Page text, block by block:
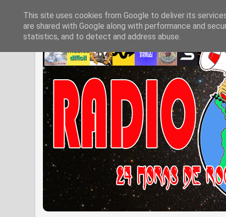
This site uses cookies from Google to deliver its
are shared with Google along with performance and
statistics, and to detect and address abuse.